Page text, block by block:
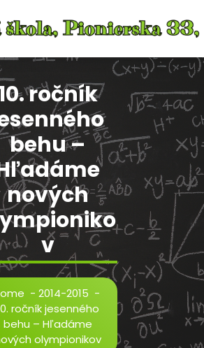
ročník
behu –
nových
v
- 2014-2015 -
ročník jesenného
behu – Hľadáme
olympionikov